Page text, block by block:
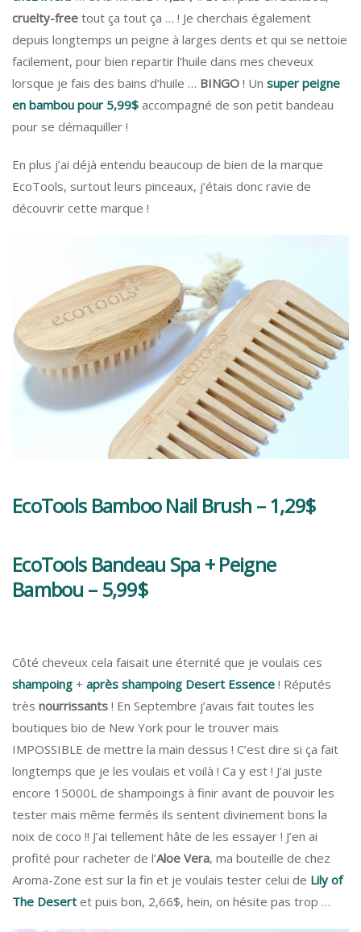
cruelty-free tout ça tout ça … ! Je cherchais également
depuis longtemps un peigne à larges dents et qui se nettoie
facilement, pour bien repartir l’huile dans mes cheveux
lorsque je fais des bains d’huile … BINGO ! Un super peigne
en bambou pour 5,99$ accompagné de son petit bandeau
pour se démaquiller !
En plus j’ai déjà entendu beaucoup de bien de la marque
EcoTools, surtout leurs pinceaux, j’étais donc ravie de
découvrir cette marque !
EcoTools Bamboo Nail Brush – 1,29$
EcoTools Bandeau Spa + Peigne
Bambou – 5,99$
Côté cheveux cela faisait une éternité que je voulais ces
shampoing + après shampoing Desert Essence ! Réputés
très nourrissants ! En Septembre j’avais fait toutes les
boutiques bio de New York pour le trouver mais
IMPOSSIBLE de mettre la main dessus ! C’est dire si ça fait
longtemps que je les voulais et voilà ! Ca y est ! J’ai juste
encore 15000L de shampoings à finir avant de pouvoir les
tester mais même fermés ils sentent divinement bons la
noix de coco !! J’ai tellement hâte de les essayer ! J’en ai
profité pour racheter de l’Aloe Vera, ma bouteille de chez
Aroma-Zone est sur la fin et je voulais tester celui de Lily of
The Desert et puis bon, 2,66$, hein, on hésite pas trop …